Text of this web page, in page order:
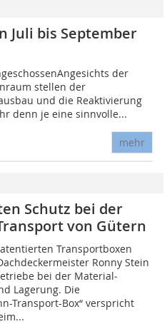
Juli bis September
der
stellen der
und die Reaktivierung
denn je eine sinnvolle...
mehr
Schutz bei der
von Gütern
Transportboxen
Ronny Stein
bei der Material­
Lagerung. Die
Transport-Box“ verspricht